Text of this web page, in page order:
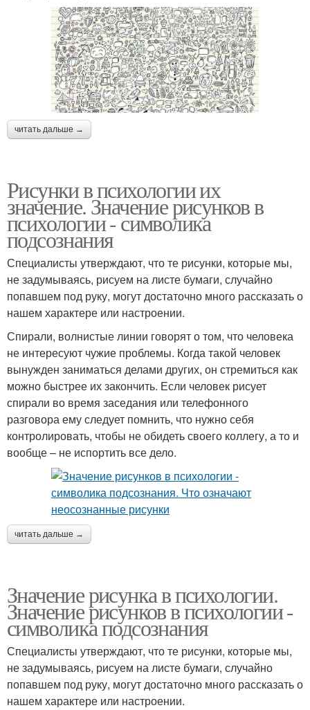
читать дальше →
Рисунки в психологии их
значение. Значение рисунков в
психологии - символика
подсознания
Специалисты утверждают, что те рисунки, которые мы,
не задумываясь, рисуем на листе бумаги, случайно
попавшем под руку, могут достаточно много рассказать о
нашем характере или настроении.
Спирали, волнистые линии говорят о том, что человека
не интересуют чужие проблемы. Когда такой человек
вынужден заниматься делами других, он стремиться как
можно быстрее их закончить. Если человек рисует
спирали во время заседания или телефонного
разговора ему следует помнить, что нужно себя
контролировать, чтобы не обидеть своего коллегу, а то и
вообще – не испортить все дело.
читать дальше →
Значение рисунка в психологии.
Значение рисунков в психологии -
символика подсознания
Специалисты утверждают, что те рисунки, которые мы,
не задумываясь, рисуем на листе бумаги, случайно
попавшем под руку, могут достаточно много рассказать о
нашем характере или настроении.